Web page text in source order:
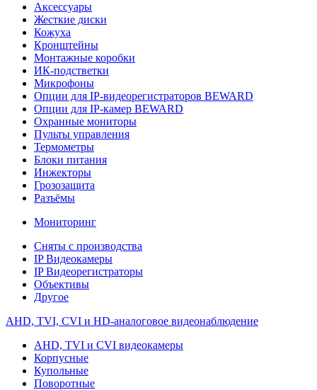
Аксессуары
Жесткие диски
Кожуха
Кронштейны
Монтажные коробки
ИК-подстветки
Микрофоны
Опции для IP-видеорегистраторов BEWARD
Опции для IP-камер BEWARD
Охранные мониторы
Пульты управления
Термометры
Блоки питания
Инжекторы
Грозозащита
Разъёмы
Мониторинг
Сняты с производства
IP Видеокамеры
IP Видеорегистраторы
Объективы
Другое
AHD, TVI, CVI и HD-аналоговое видеонаблюдение
AHD, TVI и CVI видеокамеры
Корпусные
Купольные
Поворотные